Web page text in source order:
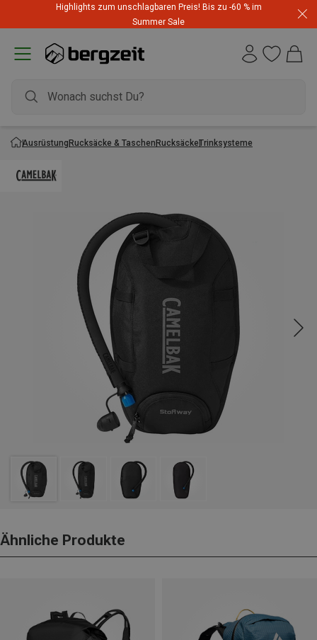
Highlights zum unschlagbaren Preis! Bis zu -60 % im
Summer Sale
AusrüstungRucksäcke & TaschenRucksäckeTrinksysteme
Ähnliche Produkte